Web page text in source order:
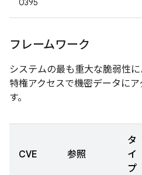
0395
フレームワーク
システムの最も重大な脆弱性
特権アクセスで機密データに
す。
CVE 参照
タ
イ
プ